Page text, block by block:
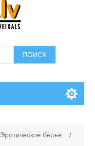
ПОИСК
Эротическое белье
/